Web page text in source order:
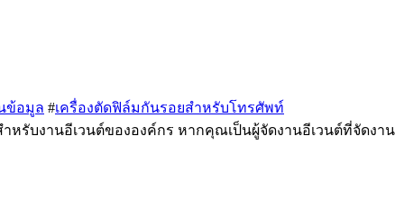
ข้อมูล #เครื่องตัดฟิล์มกันรอยสำหรับโทรศัพท์
รับงานอีเวนต์ขององค์กร หากคุณเป็นผู้จัดงานอีเวนต์ที่จัดงาน